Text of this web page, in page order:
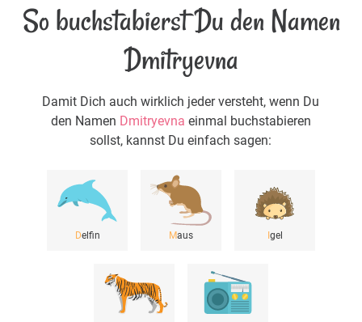
So buchstabierst Du den Namen
Dmitryevna
Damit Dich auch wirklich jeder versteht, wenn Du
den Namen Dmitryevna einmal buchstabieren
sollst, kannst Du einfach sagen:
Delfin Maus gel